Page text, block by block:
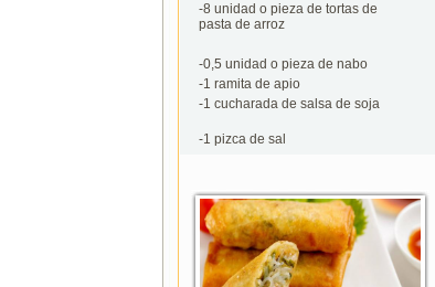
-8 unidad o pieza de tortas de
pasta de arroz
-0,5 unidad o pieza de nabo
-1 ramita de apio
-1 cucharada de salsa de soja
-1 pizca de sal